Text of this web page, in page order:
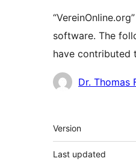
software. The
have contributed
Contributors
Dr. Thomas
Meta
Version
Last updated